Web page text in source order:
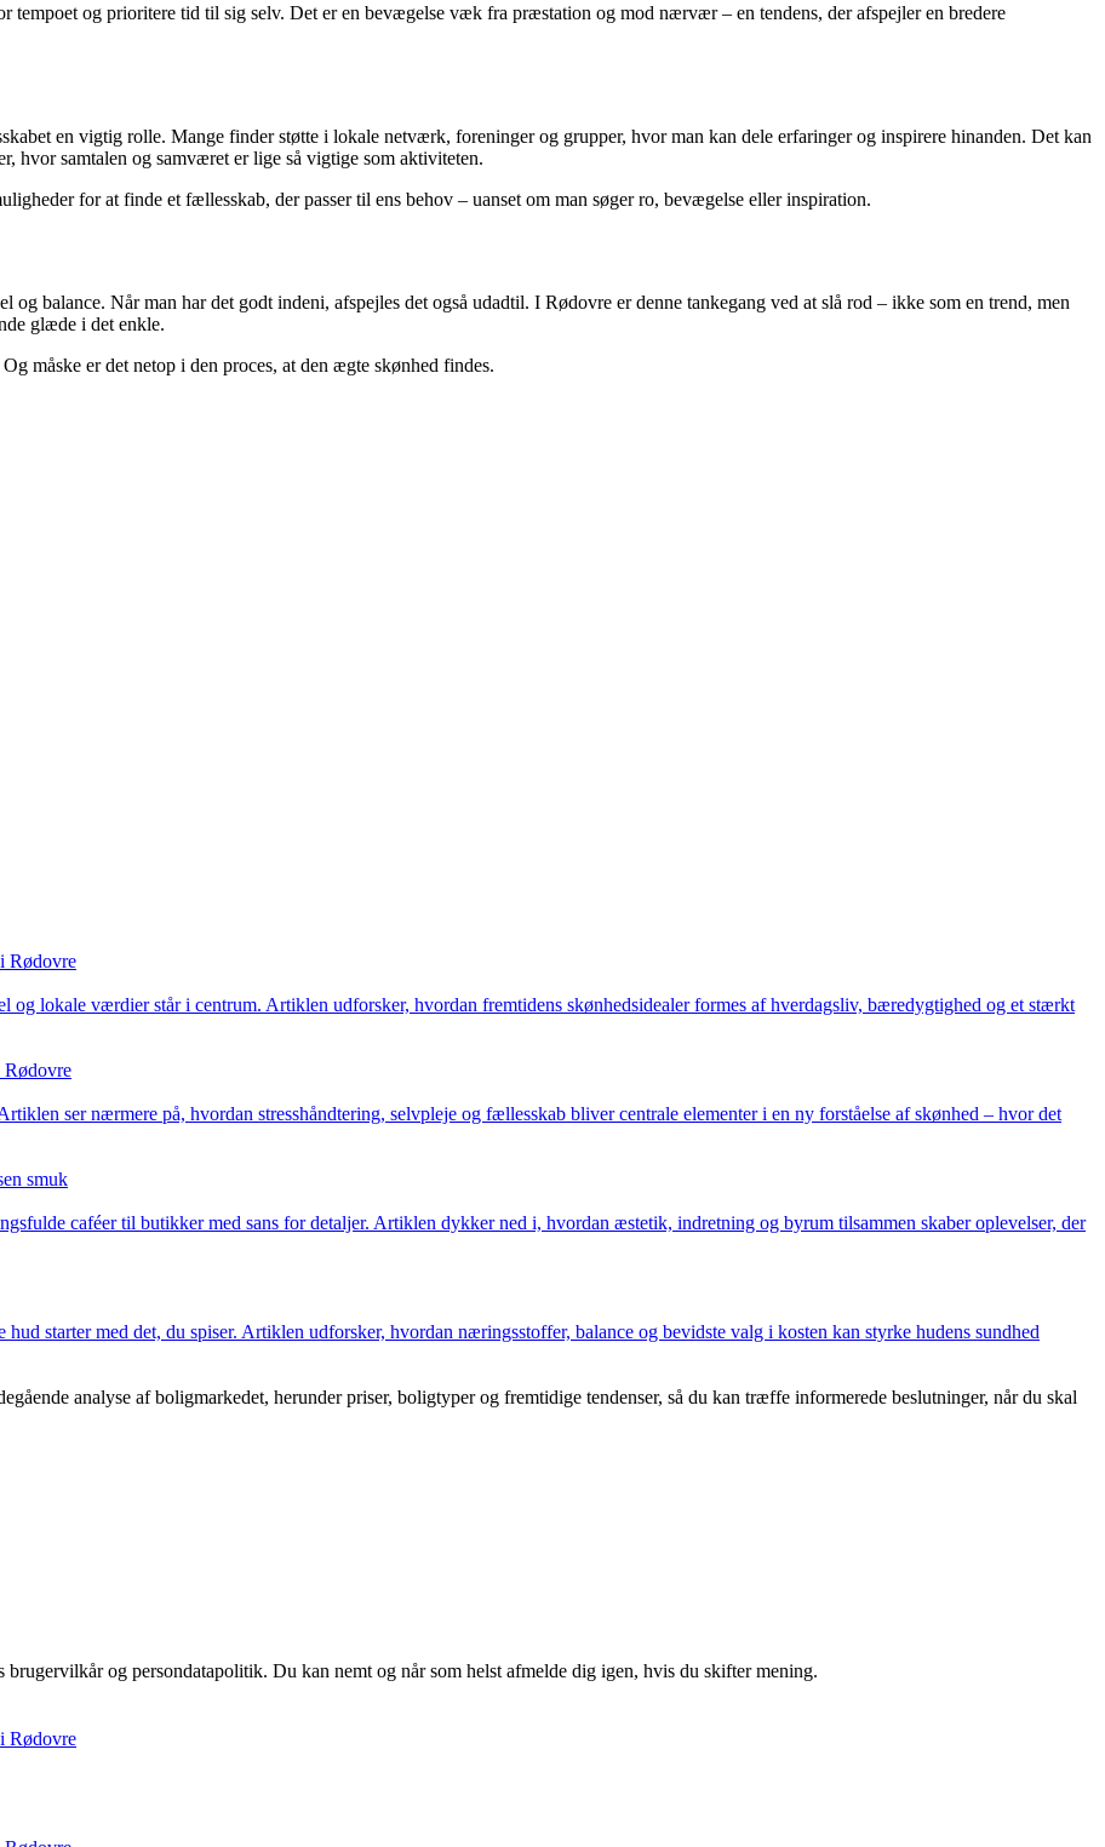
tempoet og prioritere tid til sig selv. Det er en bevægelse væk fra præstation og mod nærvær – en tendens, der afspejler en bredere
en vigtig rolle. Mange finder støtte i lokale netværk, foreninger og grupper, hvor man kan dele erfaringer og inspirere hinanden. Det kan
hvor samtalen og samværet er lige så vigtige som aktiviteten.
for at finde et fællesskab, der passer til ens behov – uanset om man søger ro, bevægelse eller inspiration.
og balance. Når man har det godt indeni, afspejles det også udadtil. I Rødovre er denne tankegang ved at slå rod – ikke som en trend, men
glæde i det enkle.
måske er det netop i den proces, at den ægte skønhed findes.
Rødovre
og lokale værdier står i centrum. Artiklen udforsker, hvordan fremtidens skønhedsidealer formes af hverdagsliv, bæredygtighed og et stærkt
Rødovre
ser nærmere på, hvordan stresshåndtering, selvpleje og fællesskab bliver centrale elementer i en ny forståelse af skønhed – hvor det
smuk
caféer til butikker med sans for detaljer. Artiklen dykker ned i, hvordan æstetik, indretning og byrum tilsammen skaber oplevelser, der
starter med det, du spiser. Artiklen udforsker, hvordan næringsstoffer, balance og bevidste valg i kosten kan styrke hudens sundhed
analyse af boligmarkedet, herunder priser, boligtyper og fremtidige tendenser, så du kan træffe informerede beslutninger, når du skal
og persondatapolitik. Du kan nemt og når som helst afmelde dig igen, hvis du skifter mening.
Rødovre